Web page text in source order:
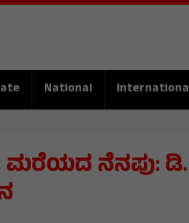
National
ನೆನಪು: